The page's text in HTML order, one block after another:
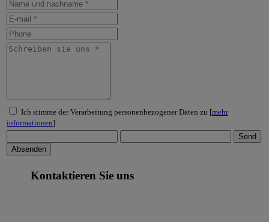
Ich stimme der Verarbeitung personenbezogener Daten zu [mehr
informationen]
Kontaktieren Sie uns